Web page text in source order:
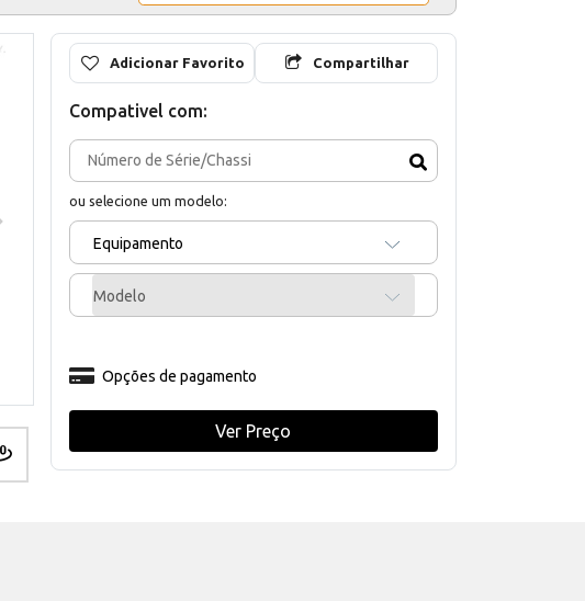
Adicionar Favorito Compartilhar
Compativel com:
ou selecione um modelo:
Equipamento
Modelo
Opções de pagamento
Ver Preço